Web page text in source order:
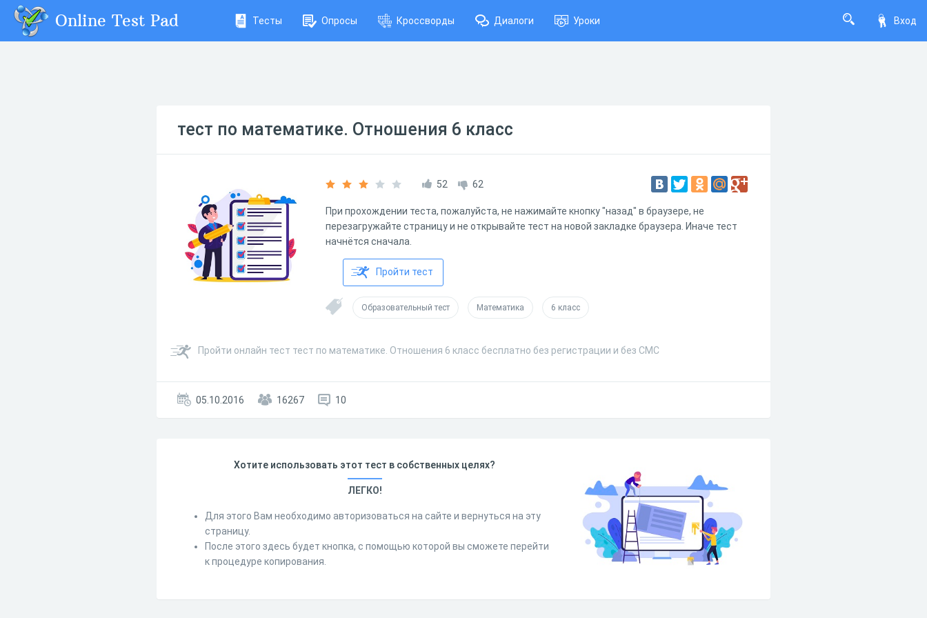
Вход
Online Test Pad Тесты Опросы Кроссворды Диалоги Уроки
тест по математике. Отношения 6 класс
52 62
При прохождении теста, пожалуйста, не нажимайте кнопку "назад" в браузере, не
перезагружайте страницу и не открывайте тест на новой закладке браузера. Иначе тест
начнётся сначала.
Пройти тест
Образовательный тест Математика 6 класс
Пройти онлайн тест тест по математике. Отношения 6 класс бесплатно без регистрации и без СМС
05.10.2016 16267 10
Хотите использовать этот тест в собственных целях?
ЛЕГКО!
Для этого Вам необходимо авторизоваться на сайте и вернуться на эту
страницу.
После этого здесь будет кнопка, с помощью которой вы сможете перейти
к процедуре копирования.